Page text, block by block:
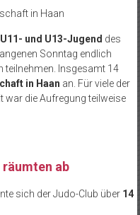
in Haan
U11- und U13-Jugend des
Sonntag endlich
teilnehmen. Insgesamt 14
in Haan an. Für viele der
war die Aufregung teilweise
ab
sich der Judo-Club über 14